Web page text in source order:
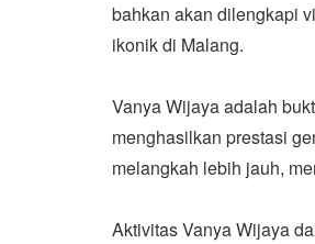
bahkan akan dilengkapi
ikonik di Malang.
Vanya Wijaya adalah
menghasilkan prestasi
melangkah lebih jauh,
Aktivitas Vanya Wijaya